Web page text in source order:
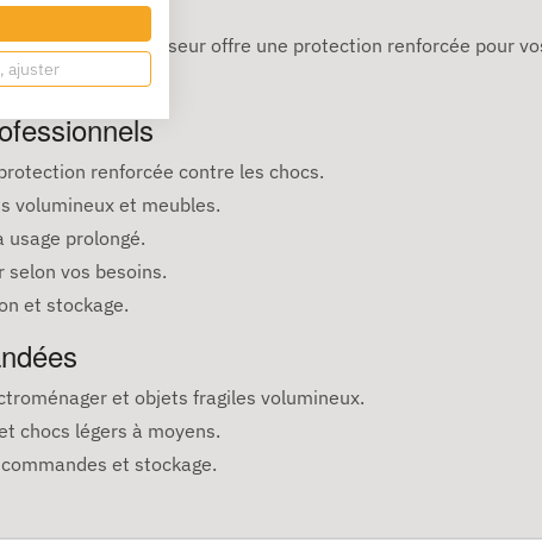
avec 3 mm d’épaisseur offre une protection renforcée pour
et efficace.
renforcée contre les chocs.
volumineux et meubles.
usage prolongé.
selon vos besoins.
et stockage.
et objets fragiles volumineux.
chocs légers à moyens.
et stockage.
ajuster